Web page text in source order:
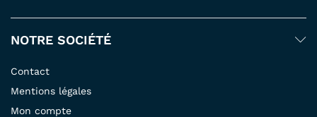
NOTRE SOCIÉTÉ
Contact
Mentions légales
Mon compte